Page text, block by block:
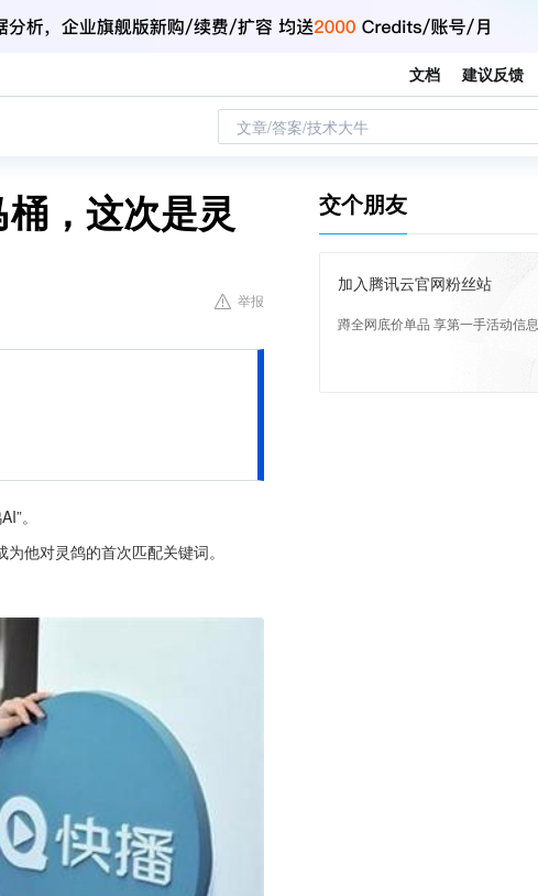
文档 建议反馈
文章/答案/技术大牛
，这次是灵
举报
。
他对灵鸽的首次匹配关键词。
交个朋友
加入腾讯云官网粉丝站
蹲全网底价单品 享第一手活动信息